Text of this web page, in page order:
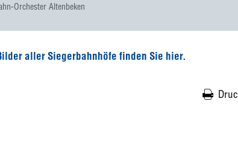
Orchester Altenbeken
aller Siegerbahnhöfe finden Sie hier.